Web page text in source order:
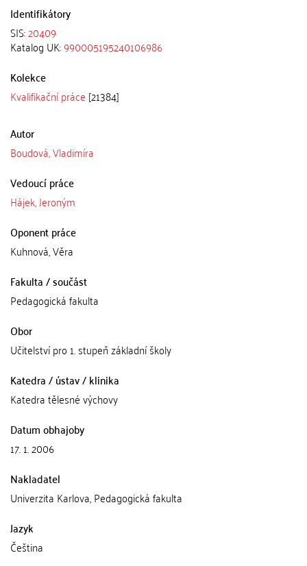
Identifikátory
SIS:20409
Katalog UK:990005195240106986
Kolekce
Kvalifikační práce [21384]
Autor
Boudová, Vladimíra
Vedoucí práce
Hájek, Jeroným
Oponent práce
Kuhnová, Věra
Fakulta / součást
Pedagogická fakulta
Obor
Učitelství pro 1. stupeň základní školy
Katedra / ústav / klinika
Katedra tělesné výchovy
Datum obhajoby
17. 1. 2006
Nakladatel
Univerzita Karlova, Pedagogická fakulta
Jazyk
Čeština